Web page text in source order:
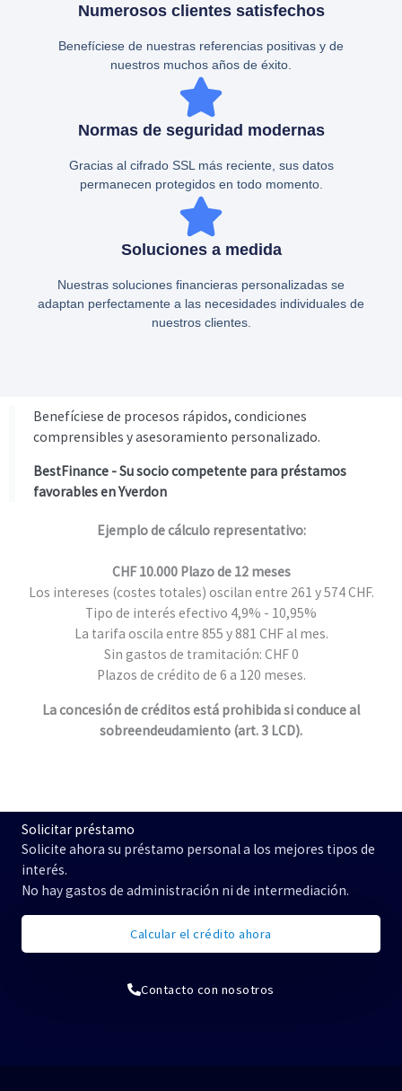
Numerosos clientes satisfechos
Benefíciese de nuestras referencias positivas y de
nuestros muchos años de éxito.
Normas de seguridad modernas
Gracias al cifrado SSL más reciente, sus datos
permanecen protegidos en todo momento.
Soluciones a medida
Nuestras soluciones financieras personalizadas se
adaptan perfectamente a las necesidades individuales de
nuestros clientes.
Benefíciese de procesos rápidos, condiciones
comprensibles y asesoramiento personalizado.
BestFinance - Su socio competente para préstamos
favorables en Yverdon
Ejemplo de cálculo representativo:
CHF 10.000 Plazo de 12 meses
Los intereses (costes totales) oscilan entre 261 y 574 CHF.
Tipo de interés efectivo 4,9% - 10,95%
La tarifa oscila entre 855 y 881 CHF al mes.
Sin gastos de tramitación: CHF 0
Plazos de crédito de 6 a 120 meses.
La concesión de créditos está prohibida si conduce al
sobreendeudamiento (art. 3 LCD).
Solicitar préstamo
Solicite ahora su préstamo personal a los mejores tipos de
interés.
No hay gastos de administración ni de intermediación.
Calcular el crédito ahora
Contacto con nosotros